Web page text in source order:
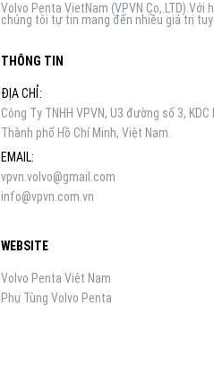
Volvo Penta VietNam (VPVN
chúng tôi tự tin mang đến nhiều giá trị
THÔNG TIN
ĐỊA CHỈ:
Công Ty TNHH VPVN, U3 đường số 3,
Thành phố Hồ Chí Minh, Việt Nam.
EMAIL:
vpvn.volvo@gmail.com
info@vpvn.com.vn
WEBSITE
Volvo Penta Việt Nam
Phụ Tùng Volvo Penta